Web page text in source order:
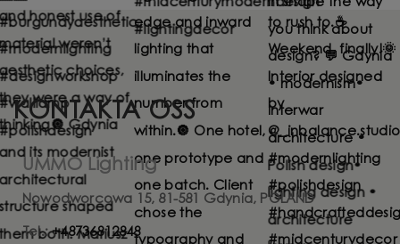
KONTAKTA OSS
UMMO Lighting
Nowodworcowa 15, 81-581 Gdynia, POLAND
Tel.:+48736812848